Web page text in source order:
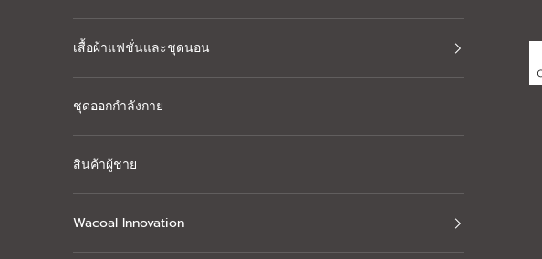
เสื้อผ้าแฟชั่นและชุดนอน
ชุดออกกำลังกาย
สินค้าผู้ชาย
Wacoal Innovation